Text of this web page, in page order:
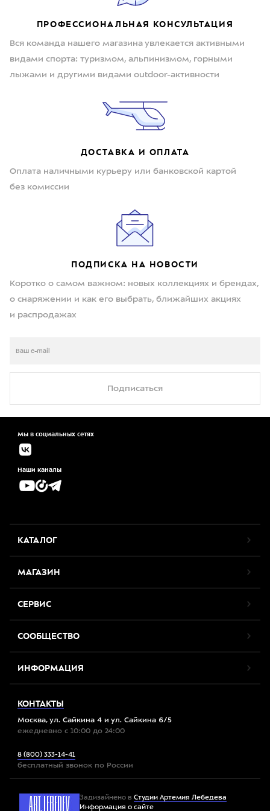
ПРОФЕССИОНАЛЬНАЯ КОНСУЛЬТАЦИЯ
Вся команда нашего магазина увлекается активными
видами спорта: туризмом, альпинизмом, горными
лыжами и другими видами outdoor-активности
ДОСТАВКА И ОПЛАТА
Оплата наличными курьеру или банковской картой
без комиссии
ПОДПИСКА НА НОВОСТИ
Коротко о самом важном: новых коллекциях и брендах,
о снаряжении и как его выбрать, ближайших акциях
и распродажах
Подписаться
Мы в социальных сетях
Наши каналы
КАТАЛОГ
МАГАЗИН
СЕРВИС
СООБЩЕСТВО
ИНФОРМАЦИЯ
КОНТАКТЫ
Москва, ул. Сайкина 4 и ул. Сайкина 6/5
ежедневно с 10:00 до 24:00
8 (800) 333-14-41
бесплатный звонок по России
Задизайнено в Студии Артемия Лебедева
Информация о сайте